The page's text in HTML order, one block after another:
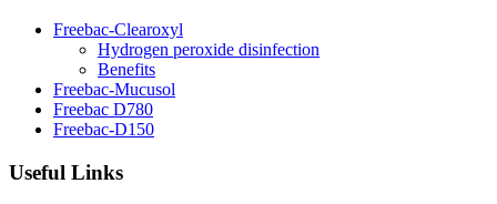
Freebac-Clearoxyl
Hydrogen peroxide disinfection
Benefits
Freebac-Mucusol
Freebac D780
Freebac-D150
Useful Links